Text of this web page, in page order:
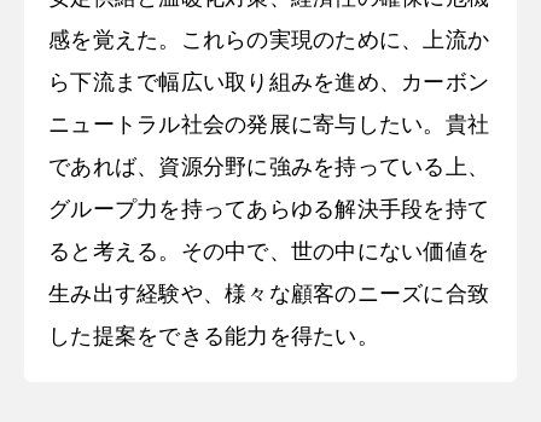
感を覚えた。これらの実現のために、上流か
ら下流まで幅広い取り組みを進め、カーボン
ニュートラル社会の発展に寄与したい。貴社
であれば、資源分野に強みを持っている上、
グループ力を持ってあらゆる解決手段を持て
ると考える。その中で、世の中にない価値を
生み出す経験や、様々な顧客のニーズに合致
した提案をできる能力を得たい。